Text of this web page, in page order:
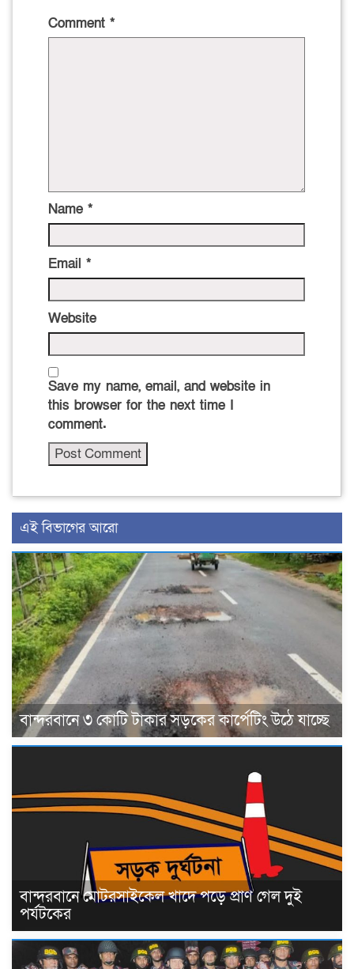
Comment *
Name *
Email *
Website
Save my name, email, and website in
this browser for the next time I
comment.
এই বিভাগের আরো
বান্দরবানে ৩ কোটি টাকার সড়কের কার্পেটিং উঠে যাচ্ছে
বান্দরবানে মোটরসাইকেল খাদে পড়ে প্রাণ গেল দুই
পর্যটকের